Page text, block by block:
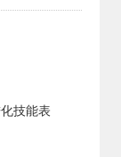
技能表